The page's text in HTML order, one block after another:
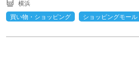
横浜
買い物・ショッピング
ショッピングモール